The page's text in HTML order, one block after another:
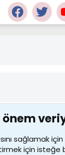
sağlamak
için isteğe